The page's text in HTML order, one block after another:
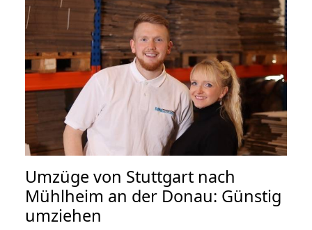
Umzüge von Stuttgart nach
Mühlheim an der Donau: Günstig
umziehen